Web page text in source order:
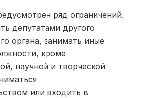
ряд ограничений.
депутатами другого
органа, занимать иные
кроме
научной и творческой
или входить в